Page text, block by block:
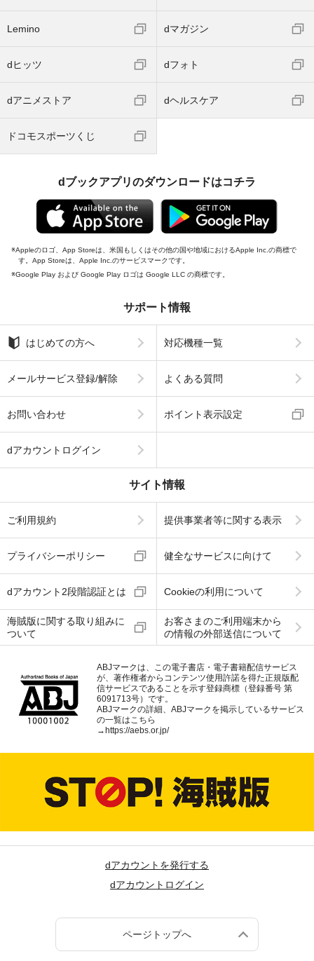
Lemino dマガジン
dヒッツ dフォト
dアニメストア dヘルスケア
ドコモスポーツくじ
dブックアプリのダウンロードはコチラ
Appleのロゴ、App Storeは、米国もしくはその他の国や地域におけるApple Inc.の商標で
す。App Storeは、Apple Inc.のサービスマークです。
Google Play および Google Play ロゴは Google LLC の商標です。
サポート情報
はじめての方へ 対応機種一覧
メールサービス登録/解除 よくある質問
お問い合わせ ポイント表示設定
dアカウントログイン
サイト情報
ご利用規約 提供事業者等に関する表示
プライバシーポリシー 健全なサービスに向けて
dアカウント2段階認証とは Cookieの利用について
海賊版に関する取り組みに
ついて
お客さまのご利用端末から
の情報の外部送信について
ABJマークは、この電子書店・電子書籍配信サービス
が、著作権者からコンテンツ使用許諾を得た正規版配
信サービスであることを示す登録商標（登録番号 第
6091713号）です。
ABJマークの詳細、ABJマークを掲示しているサービス
の一覧はこちら
→ https://aebs.or.jp/
dアカウントを発行する
dアカウントログイン
ページトップへ